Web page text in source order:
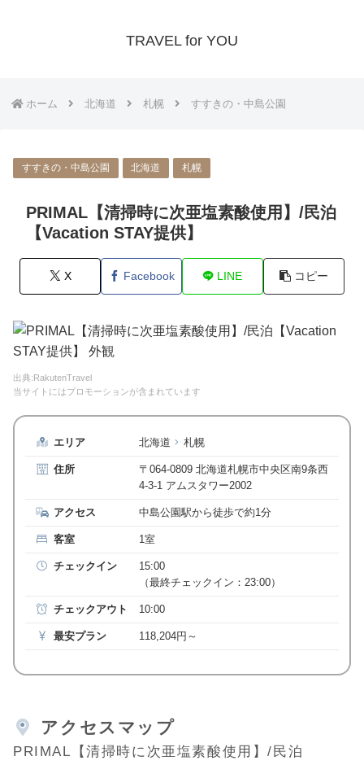
TRAVEL for YOU
ホーム 北海道 札幌 すすきの・中島公園
すすきの・中島公園 北海道 札幌
PRIMAL【清掃時に次亜塩素酸使用】/民泊
【Vacation STAY提供】
X Facebook LINE コピー
出典:RakutenTravel
当サイトにはプロモーションが含まれています
エリア 北海道 札幌
住所
〒064-0809 北海道札幌市中央区南9条西
4-3-1 アムスタワー2002
アクセス 中島公園駅から徒歩で約1分
客室 1室
チェックイン
15:00
（最終チェックイン：23:00）
チェックアウト 10:00
最安プラン 118,204円～
アクセスマップ
PRIMAL【清掃時に次亜塩素酸使用】/民泊